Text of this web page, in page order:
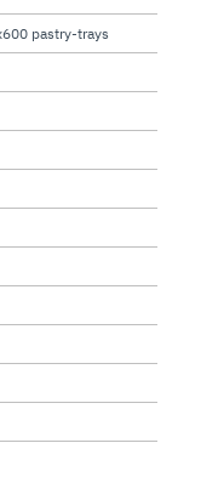
pastry-trays